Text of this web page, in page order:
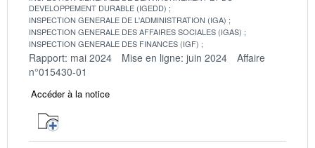
DEVELOPPEMENT DURABLE (IGEDD)
INSPECTION GENERALE DE L'ADMINISTRATION (IGA)
INSPECTION GENERALE DES AFFAIRES SOCIALES (IGAS)
INSPECTION GENERALE DES FINANCES (IGF)
Rapport: mai 2024 Mise en ligne: juin 2024
Affaire
n°015430-01
Accéder à la notice